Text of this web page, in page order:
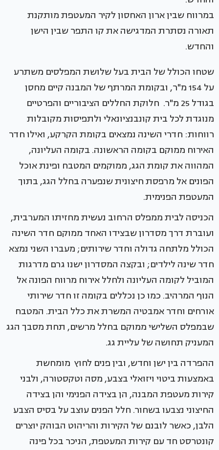
במרווח שבין ארון האחסון לקיר המעטפת מותקנת
תאורה נסתרת המדגישה את קו התפר שבין הישן
והחדש.
שטחו הכולל של הבית בעל שלושת המפלסים משתרע
על 154 מ"ר, ובקומת המרתף של המבנה קיים מחסן
בגודל 25 מ"ר. חלוקת החללים הציבוריים והפרטיים
מנוגדת לכל בית קונבנציונאלי ולתפיסות מקובלות
רווחות: חדרי השינה נמצאים בקומת הקרקע, ואילו חדר
האירוח ממוקם בקומה הראשונה. בקומה העליונה,
המהווה את קומת הגג, ממוקמים המטבח ופינת אוכל
הפונים אל מרפסת חיצונית שנפערה בחלל הגג, בתוך
המעטפת הפנימית.
הכניסה לבית ממפלס הרחוב נעשית מחזיתו המערבית,
ועוברת דרך מסדרון שבצידו האחד ממוקם חדר השינה
הכולל מלתחה גדולה וחדר שירותים; מעברו השני נמצא
חדר שינה לילדים; ובקצה המסדרון ישנו גרם מדרגות
המוביל לקומה העליונה ולחלל אירוח מרווח הפונה אל
הנוף המרהיב. כמו כן נכללים בקומה זו חדר שירותי
אורחים וחדר אמבטיה המשרת את כלל הבית. המטבח
שבמפלס השלישי ממוקם בחלל מרשים, תחת מסבך הגג
המעניק תחושה של עליית גג.
ההפרדה בין ישן וחדש, ובין פנים לחוץ מומחשת
באמצעות ביטוי ויזואלי בצבע, מסה וטקסטורה, ולבני
קירות מעטפת המבנה, הן בצידה הפנימי והן בצידה
החיצוני נצבעו בשחור. חלל הפנים עוצב על בסיס הצבע
הלבן, כאשר לובנם של הקירות והריהוט הבוהק יוצרים
קונטרסט חד עם קירות המעטפת, הניכר בכל פינה